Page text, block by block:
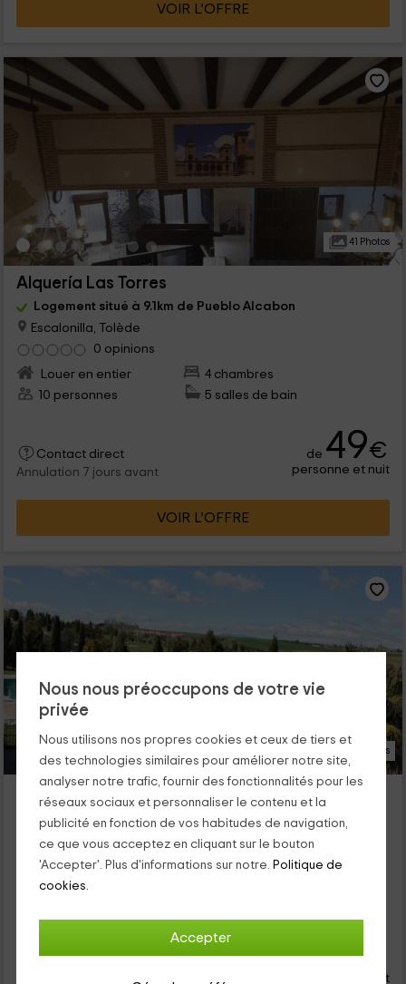
Nous nous préoccupons de votre vie
privée
Nous utilisons nos propres cookies et ceux de tiers et
des technologies similaires pour améliorer notre site,
analyser notre trafic, fournir des fonctionnalités pour les
réseaux sociaux et personnaliser le contenu et la
publicité en fonction de vos habitudes de navigation,
ce que vous acceptez en cliquant sur le bouton
'Accepter'. Plus d'informations sur notre. Politique de
cookies.
Accepter
VOIR L’OFFRE
41 Photos
Alquería Las Torres
Logement situé à 9.1km de Pueblo Alcabon
Escalonilla, Tolède
0 opinions
Louer en entier
4 chambres
10 personnes
5 salles de bain
Contact direct
Annulation 7 jours avant
de 49€
personne et nuit
VOIR L’OFFRE
57 Photos
Las Adelfas de Olveite
0 opinions
Louer en entier
Annulation 7 jours avant
52
personne et nuit